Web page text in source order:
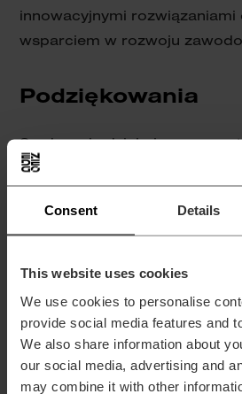
Consent Details
This website uses cookies
We use cookies to personalise
provide social media features and
We also share information about
our social media, advertising and
may combine it with other
innowacyjnymi rozwiązaniami
wsparciem w rozwoju
Podziękowania
Serdecznie dziękujemy
za ich cenne wystąpienia oraz
aktywny udział w konferencji.
zaangażowanie i wkład
kluczowe dla sukcesu tego
Wyrazy wdzięczności
naszych partnerów – firm
– za ich wsparcie i
się do wysokiego poziomu
konferencji.